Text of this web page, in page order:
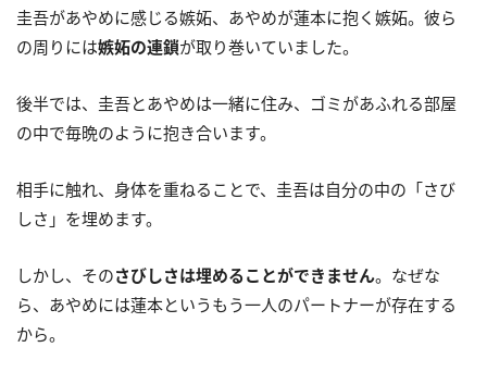
圭吾があやめに感じる嫉妬、あやめが蓮本に抱く嫉妬。彼ら
の周りには嫉妬の連鎖が取り巻いていました。
後半では、圭吾とあやめは一緒に住み、ゴミがあふれる部屋
の中で毎晩のように抱き合います。
相手に触れ、身体を重ねることで、圭吾は自分の中の「さび
しさ」を埋めます。
しかし、そのさびしさは埋めることができません。なぜな
ら、あやめには蓮本というもう一人のパートナーが存在する
から。